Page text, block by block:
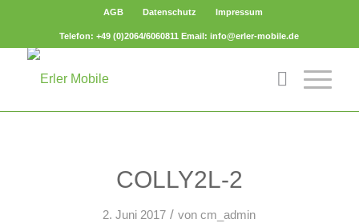
AGB Datenschutz Impressum
Telefon: +49 (0)2064/6060811 Email: info@erler-mobile.de
COLLY2L-2
2. Juni 2017 / voncm_admin